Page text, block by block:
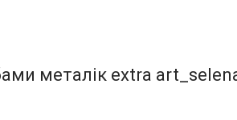
металік extra